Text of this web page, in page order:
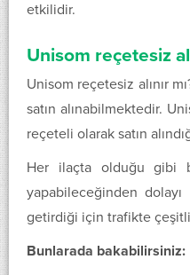
etkilidir.
Unisom reçetesiz
Unisom reçetesiz alınır
satın alınabilmektedir.
reçeteli olarak satın
Her ilaçta olduğu gibi
yapabileceğinden dolayı
getirdiği için trafikte
Bunlarada bakabilirsiniz: